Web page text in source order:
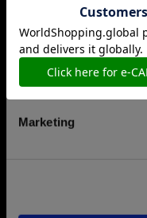
Statistics
Marketing
サイズ・仕様
モンス